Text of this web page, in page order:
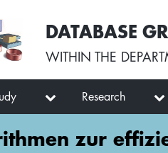
DATABASE
WITHIN THE
Research
zur